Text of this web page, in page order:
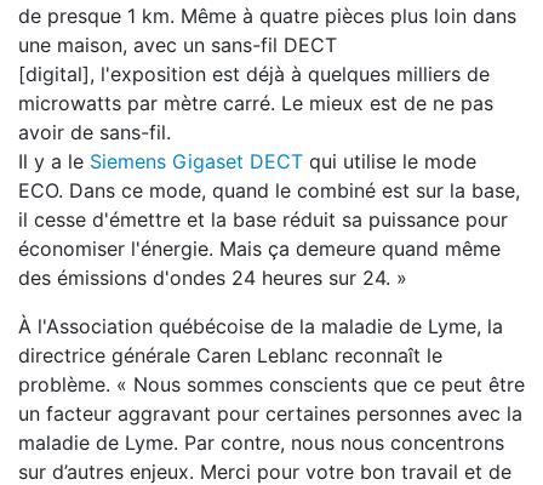
de presque 1 km. Même à quatre pièces plus loin dans
une maison, avec un sans-fil DECT
[digital], l'exposition est déjà à quelques milliers de
microwatts par mètre carré. Le mieux est de ne pas
avoir de sans-fil.
Il y a le Siemens Gigaset DECT qui utilise le mode
ECO. Dans ce mode, quand le combiné est sur la base,
il cesse d'émettre et la base réduit sa puissance pour
économiser l'énergie. Mais ça demeure quand même
des émissions d'ondes 24 heures sur 24. »
À l'Association québécoise de la maladie de Lyme, la
directrice générale Caren Leblanc reconnaît le
problème. « Nous sommes conscients que ce peut être
un facteur aggravant pour certaines personnes avec la
maladie de Lyme. Par contre, nous nous concentrons
sur d’autres enjeux. Merci pour votre bon travail et de